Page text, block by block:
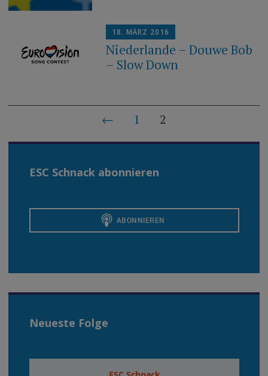
18. MÄRZ 2016
Niederlande – Douwe Bob
– Slow Down
Navigation
← 1 2
ESC Schnack abonnieren
Neueste Folge